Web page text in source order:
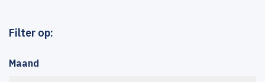
Filter op:
Maand